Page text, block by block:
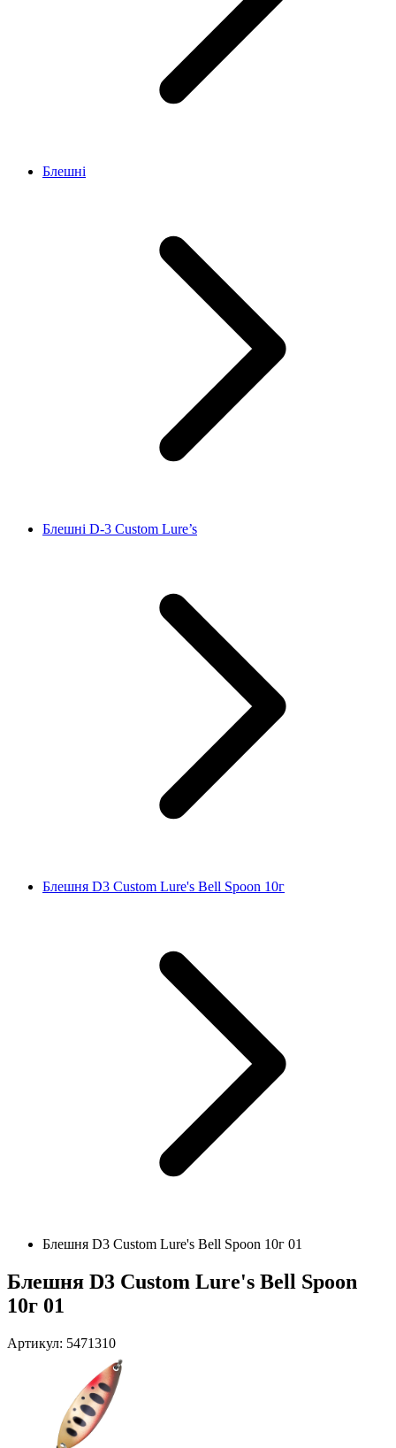
Блешні
Блешні D‑3 Custom Lure’s
Блешня D3 Custom Lure's Bell Spoon 10г
Блешня D3 Custom Lure's Bell Spoon 10г 01
Блешня D3 Custom Lure's Bell Spoon
10г 01
Артикул: 5471310